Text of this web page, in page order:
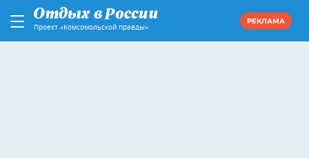
Проект «Комсомольской правды»
РЕКЛАМА